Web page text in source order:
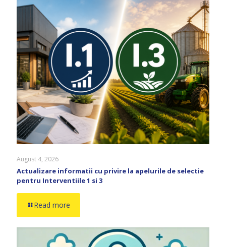
August 4, 2026
Actualizare informatii cu privire la apelurile de selectie
pentru Interventiile 1 si 3
Read more